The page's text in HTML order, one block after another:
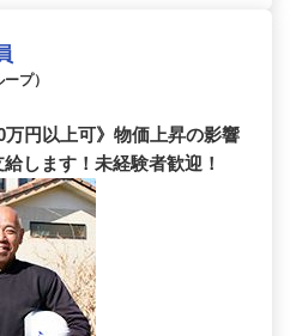
プ）
万円以上可》物価上昇の影響
します！未経験者歓迎！